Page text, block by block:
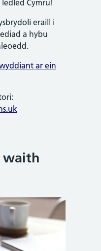
Cymru!
eraill i
a hybu
ar ein
waith